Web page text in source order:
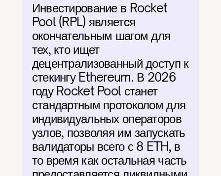
Инвестирование в Rocket
Pool (RPL) является
окончательным шагом для
тех, кто ищет
децентрализованный доступ к
стекингу Ethereum. В 2026
году Rocket Pool станет
стандартным протоколом для
индивидуальных операторов
узлов, позволяя им запускать
валидаторы всего с 8 ETH, в
то время как остальная часть